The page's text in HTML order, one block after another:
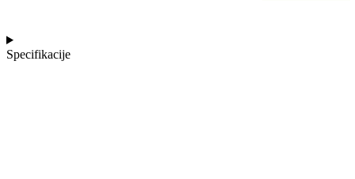
Total
$0.00
Specifikacije